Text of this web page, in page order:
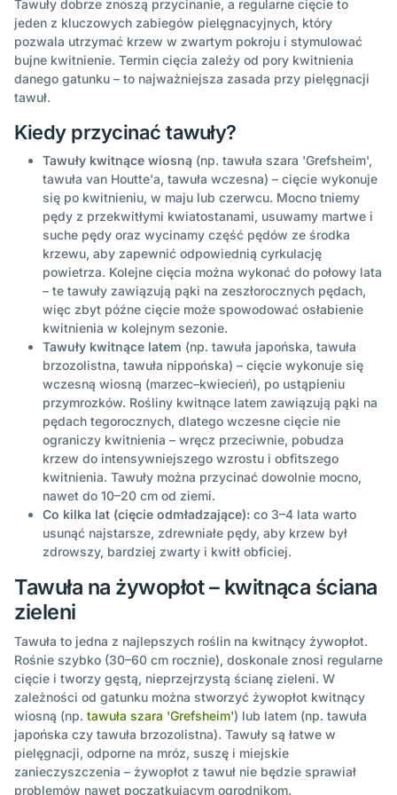
Tawuły dobrze znoszą przycinanie, a regularne cięcie to
jeden z kluczowych zabiegów pielęgnacyjnych, który
pozwala utrzymać krzew w zwartym pokroju i stymulować
bujne kwitnienie. Termin cięcia zależy od pory kwitnienia
danego gatunku – to najważniejsza zasada przy pielęgnacji
tawuł.
Kiedy przycinać tawuły?
Tawuły kwitnące wiosną (np. tawuła szara 'Grefsheim',
tawuła van Houtte'a, tawuła wczesna) – cięcie wykonuje
się po kwitnieniu, w maju lub czerwcu. Mocno tniemy
pędy z przekwitłymi kwiatostanami, usuwamy martwe i
suche pędy oraz wycinamy część pędów ze środka
krzewu, aby zapewnić odpowiednią cyrkulację
powietrza. Kolejne cięcia można wykonać do połowy lata
– te tawuły zawiązują pąki na zeszłorocznych pędach,
więc zbyt późne cięcie może spowodować osłabienie
kwitnienia w kolejnym sezonie.
Tawuły kwitnące latem (np. tawuła japońska, tawuła
brzozolistna, tawuła nippońska) – cięcie wykonuje się
wczesną wiosną (marzec–kwiecień), po ustąpieniu
przymrozków. Rośliny kwitnące latem zawiązują pąki na
pędach tegorocznych, dlatego wczesne cięcie nie
ograniczy kwitnienia – wręcz przeciwnie, pobudza
krzew do intensywniejszego wzrostu i obfitszego
kwitnienia. Tawuły można przycinać dowolnie mocno,
nawet do 10–20 cm od ziemi.
Co kilka lat (cięcie odmładzające): co 3–4 lata warto
usunąć najstarsze, zdrewniałe pędy, aby krzew był
zdrowszy, bardziej zwarty i kwitł obficiej.
Tawuła na żywopłot – kwitnąca ściana
zieleni
Tawuła to jedna z najlepszych roślin na kwitnący żywopłot.
Rośnie szybko (30–60 cm rocznie), doskonale znosi regularne
cięcie i tworzy gęstą, nieprzejrzystą ścianę zieleni. W
zależności od gatunku można stworzyć żywopłot kwitnący
wiosną (np. tawuła szara 'Grefsheim') lub latem (np. tawuła
japońska czy tawuła brzozolistna). Tawuły są łatwe w
pielęgnacji, odporne na mróz, suszę i miejskie
zanieczyszczenia – żywopłot z tawuł nie będzie sprawiał
problemów nawet początkującym ogrodnikom.